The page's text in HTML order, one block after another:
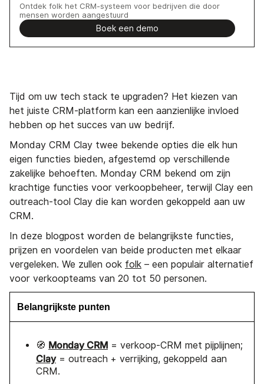
Ontdek folk het CRM-systeem voor bedrijven die door
mensen worden aangestuurd
Boek een demo
Tijd om uw tech stack te upgraden? Het kiezen van
het juiste CRM-platform kan een aanzienlijke invloed
hebben op het succes van uw bedrijf.
Monday CRM Clay twee bekende opties die elk hun
eigen functies bieden, afgestemd op verschillende
zakelijke behoeften. Monday CRM bekend om zijn
krachtige functies voor verkoopbeheer, terwijl Clay een
outreach-tool Clay die kan worden gekoppeld aan uw
CRM.
In deze blogpost worden de belangrijkste functies,
prijzen en voordelen van beide producten met elkaar
vergeleken. We zullen ook folk – een populair alternatief
voor verkoopteams van 20 tot 50 personen.
Belangrijkste punten
🧭 Monday CRM = verkoop-CRM met pijplijnen;
Clay= outreach + verrijking, gekoppeld aan
CRM.